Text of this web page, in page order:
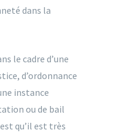
dans la
le cadre d’une
d’ordonnance
instance
ou de bail
qu’il est très